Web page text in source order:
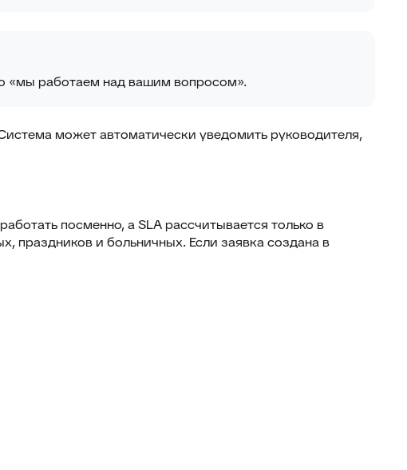
«мы работаем над вашим вопросом».
может автоматически уведомить руководителя,
посменно, а SLA рассчитывается только в
праздников и больничных. Если заявка создана в